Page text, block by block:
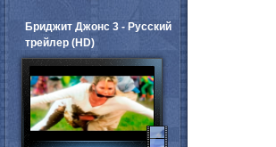
Бриджит Джонс 3 - Русский
трейлер (HD)